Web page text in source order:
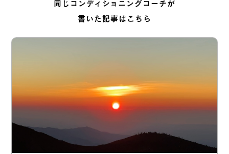
同じコンディショニングコーチが
書いた記事はこちら